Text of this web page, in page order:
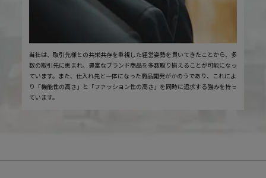
当社は、取引先様との共栄共存を重視した経営姿勢を貫いてきたことから、多
数の取引先に恵まれ、豊富なブランド商品を多数取り揃えることが可能になっ
ています。また、仕入れ先と一体になった商品開発がかのうであり、これによ
り「機能性の高さ」と「ファッション性の高さ」を同時に追求する強みを持っ
ています。